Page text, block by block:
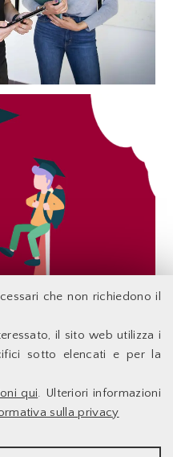
che non richiedono il
il sito web utilizza i
sotto elencati e per la
qui. Ulteriori informazioni
sulla privacy
degli Studi di Roma
Facoltà di Economia
Roma Tor Vergata